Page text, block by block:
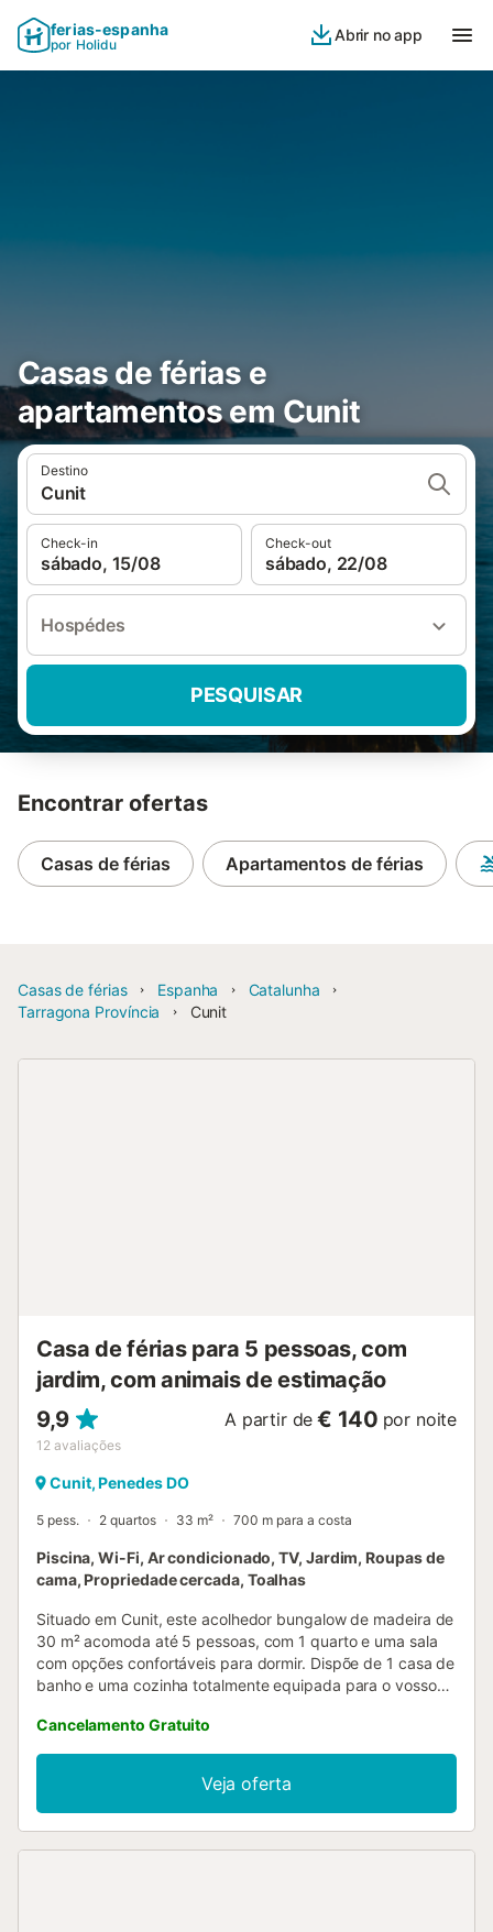
ferias-espanha
por Holidu
Abrir no app
Casas de férias e
apartamentos em Cunit
Destino
Cunit
Check-in
sábado, 15/08
Check-out
sábado, 22/08
Hospédes
PESQUISAR
Encontrar ofertas
Casas de férias Apartamentos de férias
Casas de férias Espanha
Catalunha
Tarragona Província
Cunit
Casa de férias para 5 pessoas, com
jardim, com animais de estimação
9,9
12 avaliações
A partir de € 140 por noite
Cunit, Penedes DO
5 pess. 2 quartos 33 m² 700 m para a costa
Piscina, Wi-Fi, Ar condicionado, TV, Jardim, Roupas de
cama, Propriedade cercada, Toalhas
Situado em Cunit, este acolhedor bungalow de madeira de
30 m² acomoda até 5 pessoas, com 1 quarto e uma sala
com opções confortáveis para dormir. Dispõe de 1 casa de
banho e uma cozinha totalmente equipada para o vosso
videochamadas, ar condicionado, televisão, vídeo a
pedido, self check-in e comodidades para famílias como 1
berço e 1 cadeira alta. No exterior, desfrutem do vosso
jardim privado, terraço descoberto e piscina exterior
privada. Uma ducha exterior e um barbecue privado
Cancelamento Gratuito
Veja oferta